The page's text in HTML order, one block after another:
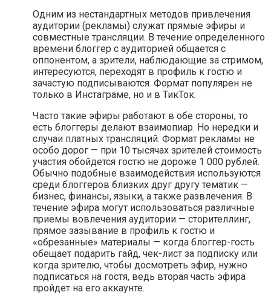
Одним из нестандартных методов привлечения
аудитории (рекламы) служат прямые эфиры и
совместные трансляции. В течение определенного
времени блоггер с аудиторией общается с
оппонентом, а зрители, наблюдающие за стримом,
интересуются, переходят в профиль к гостю и
зачастую подписываются. Формат популярен не
только в Инстаграме, но и в ТикТок.
Часто такие эфиры работают в обе стороны, то
есть блоггеры делают взаимопиар. Но нередки и
случаи платных трансляций. Формат рекламы не
особо дорог — при 10 тысячах зрителей стоимость
участия обойдется гостю не дороже 1 000 рублей.
Обычно подобные взаимодействия используются
среди блоггеров близких друг другу тематик —
бизнес, финансы, языки, а также развлечения. В
течение эфира могут использоваться различные
приемы вовлечения аудитории — сторителлинг,
прямое зазывание в профиль к гостю и
«‎обрезанные»‎ материалы — когда блоггер-гость
обещает подарить гайд, чек-лист за подписку или
когда зрителю, чтобы досмотреть эфир, нужно
подписаться на гостя, ведь вторая часть эфира
пройдет на его аккаунте.